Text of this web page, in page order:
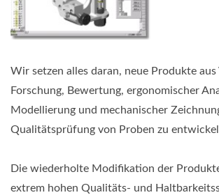
Wir setzen alles daran, neue Produkte aus
Forschung, Bewertung, ergonomischer
Modellierung und mechanischer
Qualitätsprüfung von Proben zu
Die wiederholte Modifikation der
extrem hohen Qualitäts- und